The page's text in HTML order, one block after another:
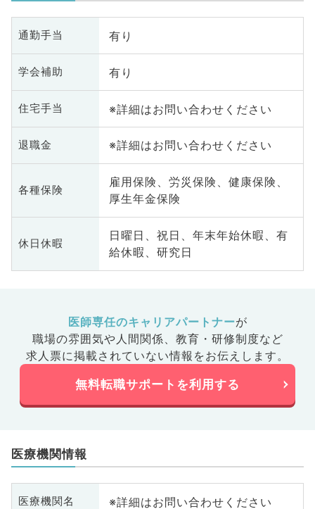
通勤手当 有り
学会補助 有り
住宅手当 ※詳細はお問い合わせください
退職金 ※詳細はお問い合わせください
各種保険
雇用保険、労災保険、健康保険、
厚生年金保険
休日休暇
日曜日、祝日、年末年始休暇、有
給休暇、研究日
医師専任のキャリアパートナーが
職場の雰囲気や人間関係、 教育・研修制度など
求人票に掲載されていない情報をお伝えします。
無料転職サポートを利用する
医療機関情報
医療機関名 ※詳細はお問い合わせください